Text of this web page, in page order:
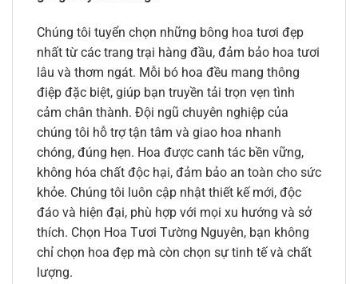
Chúng tôi tuyển chọn những bông hoa tươi đẹp
nhất từ các trang trại hàng đầu, đảm bảo hoa tươi
lâu và thơm ngát. Mỗi bó hoa đều mang thông
điệp đặc biệt, giúp bạn truyền tải trọn vẹn tình
cảm chân thành. Đội ngũ chuyên nghiệp của
chúng tôi hỗ trợ tận tâm và giao hoa nhanh
chóng, đúng hẹn. Hoa được canh tác bền vững,
không hóa chất độc hại, đảm bảo an toàn cho sức
khỏe. Chúng tôi luôn cập nhật thiết kế mới, độc
đáo và hiện đại, phù hợp với mọi xu hướng và sở
thích. Chọn Hoa Tươi Tường Nguyên, bạn không
chỉ chọn hoa đẹp mà còn chọn sự tinh tế và chất
lượng.